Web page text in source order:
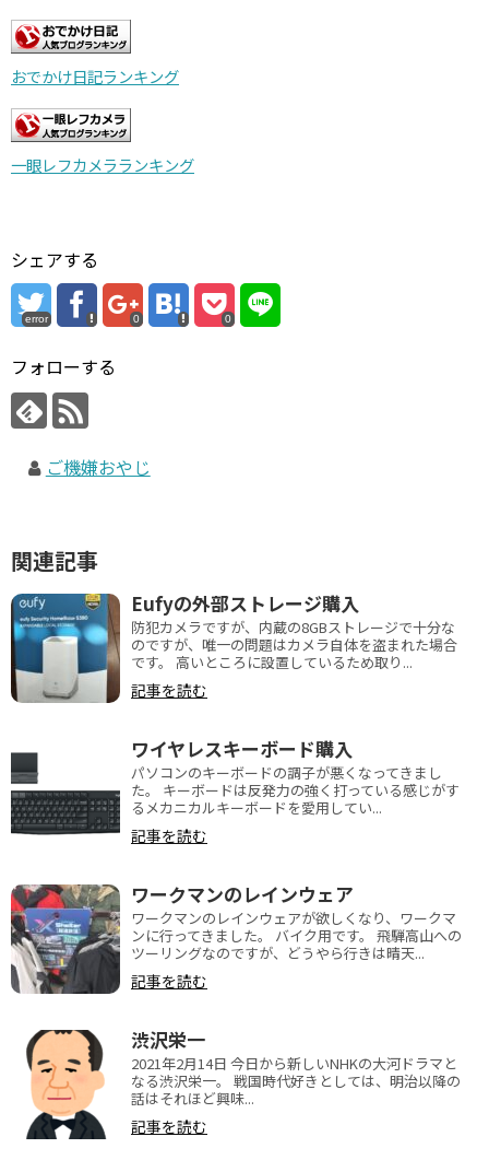
おでかけ日記ランキング
一眼レフカメラランキング
シェアする
error 0 0
フォローする
ご機嫌おやじ
関連記事
Eufyの外部ストレージ購入
防犯カメラですが、内蔵の8GBストレージで十分な
のですが、唯一の問題はカメラ自体を盗まれた場合
です。 高いところに設置しているため取り...
記事を読む
ワイヤレスキーボード購入
パソコンのキーボードの調子が悪くなってきまし
た。 キーボードは反発力の強く打っている感じがす
るメカニカルキーボードを愛用してい...
記事を読む
ワークマンのレインウェア
ワークマンのレインウェアが欲しくなり、ワークマ
ンに行ってきました。 バイク用です。 飛騨高山への
ツーリングなのですが、どうやら行きは晴天...
記事を読む
渋沢栄一
2021年2月14日 今日から新しいNHKの大河ドラマと
なる渋沢栄一。 戦国時代好きとしては、明治以降の
話はそれほど興味...
記事を読む